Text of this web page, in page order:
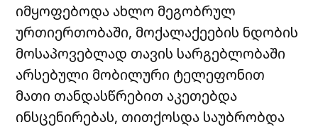
იმყოფებოდა ახლო მეგობრულ
ურთიერთობაში, მოქალაქეების ნდობის
მოსაპოვებლად თავის სარგებლობაში
არსებული მობილური ტელეფონით
მათი თანდასწრებით აკეთებდა
ინსცენირებას, თითქოსდა საუბრობდა